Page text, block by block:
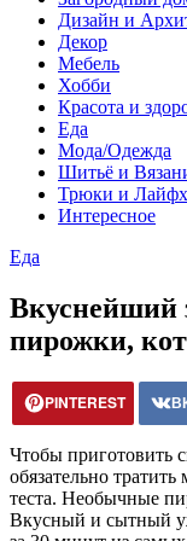
Дизайн и
Декор
Мебель
Хобби
Красота и
Еда
Мода/Одежда
Шитьё и
Трюки и
Интересное
Еда
Вкуснейший
пирожки,
PINTEREST
Чтобы приготовить
обязательно
теста. Необычные
Вкусный и сытный